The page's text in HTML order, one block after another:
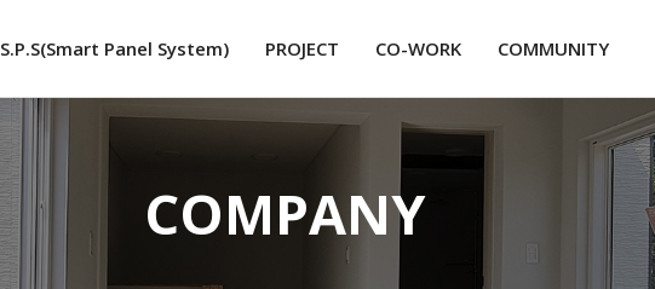
S.P.S(Smart Panel System) PROJECT CO-WORK COMMUNITY
COMPANY